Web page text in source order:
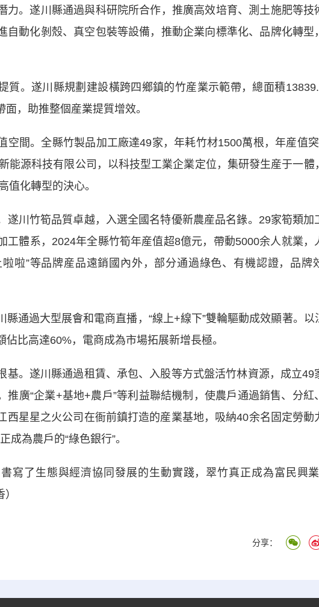
。遂川縣通過與科研院所合作，推廣高效培育、測土施肥等技
自動化剝殼、真空包裝等設備，推動企業向標準化、品牌化轉型
。遂川縣規劃建設橫跨四鄉鎮的竹産業示範帶，總面積
，助推整個産業提質增效。
間。全縣竹製品加工廠達49家，年耗竹材1500萬根，年産值突
能源科技有限公司，以科技型工業企業定位，集研發生産于一體
值化轉型的決心。
川竹筍品質卓越，入選全國名特優新農産品名錄。29家筍類加
工體系，2024年全縣竹筍年産值超8億元，帶動5000余人就業，
啦啦”等品牌産品遠銷國內外，部分通過綠色、有機認證，品牌
通過大型展會和電商直播，“線上+線下”雙輪驅動成效顯著。以
佔比高達60%，電商成為市場拓展新增長極。
。遂川縣通過租賃、承包、入股等方式盤活竹林資源，成立49
推廣“企業+基地+農戶”等利益聯結機制，使農戶通過銷售、分紅
西星星之火公司在衙前鎮打造的産業基地，吸納40余名固定勞動
成為農戶的“綠色銀行”。
了生態與經濟協同發展的生動實踐，翠竹真正成為富民興業
分享：